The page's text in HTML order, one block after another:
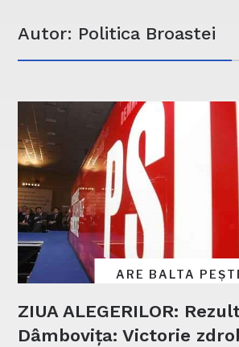
Autor: Politica Broastei
ARE BALTA
ZIUA ALEGERILOR:
Dâmbovița: Victorie